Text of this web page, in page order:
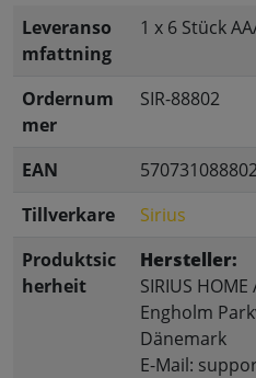
Leveranso
mfattning
1 x 6 Stück
Ordernum
mer
SIR-88802
EAN
Tillverkare
Sirius
Produktsic
herheit
Hersteller:
SIRIUS HOME
Engholm
Dänemark
E-Mail: